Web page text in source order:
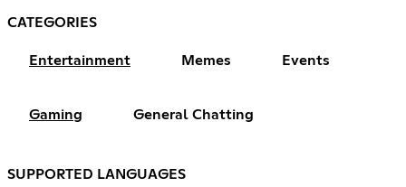
CATEGORIES
Entertainment Memes Events
Gaming General Chatting
SUPPORTED LANGUAGES